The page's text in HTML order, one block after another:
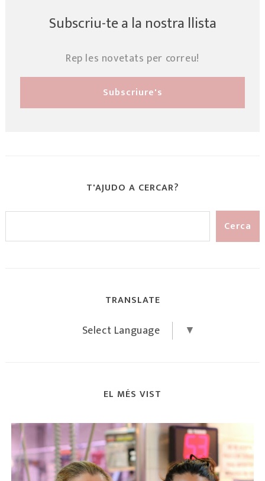
Subscriu-te a la nostra llista
Rep les novetats per correu!
T'AJUDO A CERCAR?
TRANSLATE
Select Language ▼
EL MÉS VIST